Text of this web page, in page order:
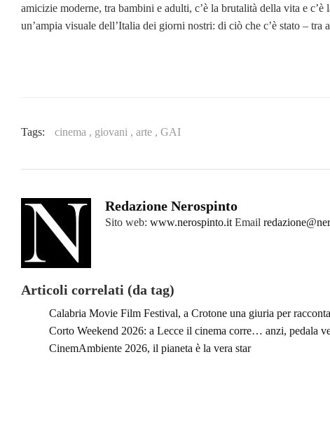
amicizie moderne, tra bambini e adulti, c’è la brutalità della vita e c’è
un’ampia visuale dell’Italia dei giorni nostri: di ciò che c’è stato –
Tags: cinema , giovani , arte , GAI
Redazione Nerospinto
Sito web: www.nerospinto.it Email
Articoli correlati (da tag)
Calabria Movie Film Festival, a Crotone una giuria per
Corto Weekend 2026: a Lecce il cinema corre… anzi, pedala
CinemAmbiente 2026, il pianeta è la vera star